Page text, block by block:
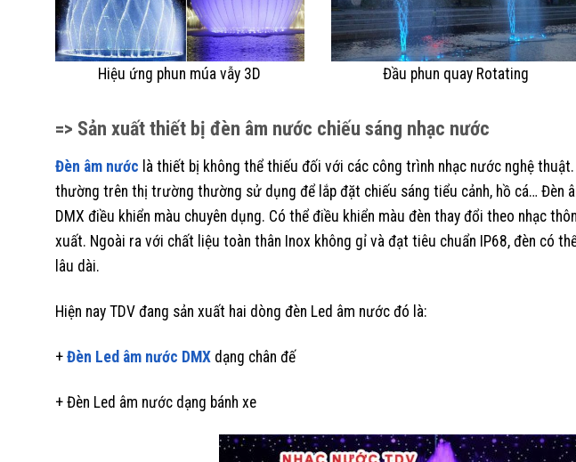
Hiệu ứng phun múa vẫy 3D Đầu phun quay Rotating
=> Sản xuất thiết bị đèn âm nước chiếu sáng nhạc nước
Đèn âm nước là thiết bị không thể thiếu đối với các công trình nhạc nước nghệ
thường trên thị trường thường sử dụng để lắp đặt chiếu sáng tiểu cảnh, hồ cá… Đèn
DMX điều khiển màu chuyên dụng. Có thể điều khiển màu đèn thay đổi theo nhạc
xuất. Ngoài ra với chất liệu toàn thân Inox không gỉ và đạt tiêu chuẩn IP68, đèn có
lâu dài.
Hiện nay TDV đang sản xuất hai dòng đèn Led âm nước đó là:
+ Đèn Led âm nước DMX dạng chân đế
+ Đèn Led âm nước dạng bánh xe